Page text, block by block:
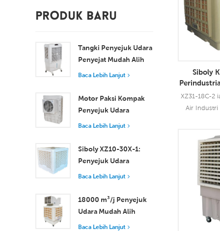
PRODUK BARU
Tangki Penyejuk Udara
Penyejat Mudah Alih
100L 8000 m³/j XZ13-
Baca Lebih Lanjut
Motor Paksi Kompak
Penyejuk Udara
Tingkap Penyejukan
hingga Sederhana
Baca Lebih Lanjut
Siboly XZ10-30X-1:
Penyejuk Udara
Pengewapan
m3/j
Baca Lebih Lanjut
18000 m³/j Penyejuk
Udara Mudah Alih
Industri dengan Alat
Baca Lebih Lanjut
Siboly
XZ31-18C-2
Air Industri
semua jenis
18000
prestasi
Baca